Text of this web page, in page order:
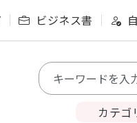
ビジネス書
カテゴ